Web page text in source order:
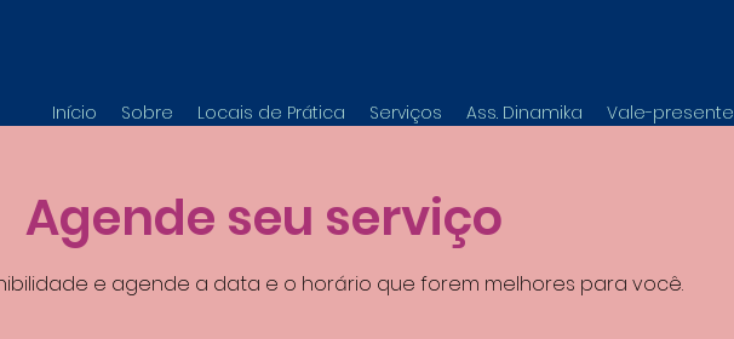
Início Sobre Locais de Prática Serviços Ass. Dinamika Vale-presente
Agende seu serviço
e agende a data e o horário que forem melhores para você.